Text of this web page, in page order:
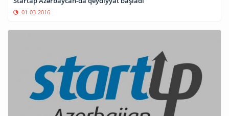
01-03-2016